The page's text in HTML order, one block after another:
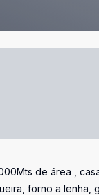
de área ,
forno a lenha,